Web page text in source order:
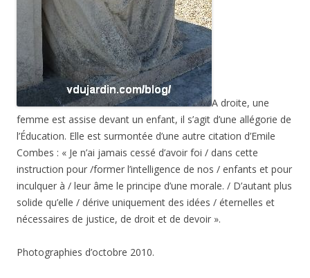
A droite, une
femme est assise devant un enfant, il s’agit d’une allégorie de
l’Éducation. Elle est surmontée d’une autre citation d’Emile
Combes : « Je n’ai jamais cessé d’avoir foi / dans cette
instruction pour /former l’intelligence de nos / enfants et pour
inculquer à / leur âme le principe d’une morale. / D’autant plus
solide qu’elle / dérive uniquement des idées / éternelles et
nécessaires de justice, de droit et de devoir ».
Photographies d’octobre 2010.